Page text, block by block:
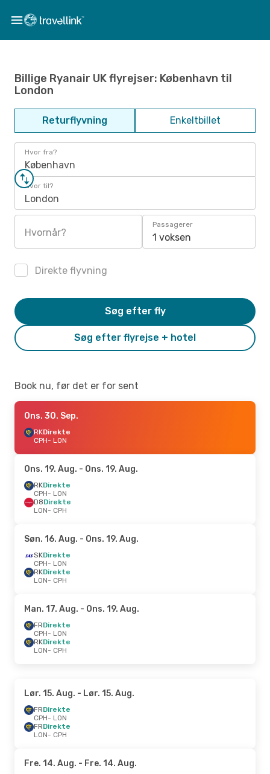
Billige Ryanair UK flyrejser: København til
London
Returflyvning Enkeltbillet
Hvor fra?
København
Hvor til?
London
Hvornår?
Passagerer
1 voksen
Direkte flyvning
Søg efter flyrejse + hotel
Søg efter fly
Book nu, før det er for sent
Ons. 30. Sep.
RKDirekte
CPH- LON
Ons. 19. Aug. - Ons. 19. Aug.
RKDirekte
CPH- LON
D8Direkte
LON- CPH
Søn. 16. Aug. - Ons. 19. Aug.
SKDirekte
CPH- LON
RKDirekte
LON- CPH
Man. 17. Aug. - Ons. 19. Aug.
FRDirekte
CPH- LON
RKDirekte
LON- CPH
Lør. 15. Aug. - Lør. 15. Aug.
FRDirekte
CPH- LON
FRDirekte
LON- CPH
Fre. 14. Aug. - Fre. 14. Aug.